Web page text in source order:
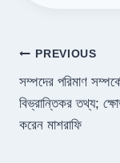
Post
PREVIOUS
সম্পদের পরিমাণ
বিভ্রান্তিকর তথ্য;
করেন মাশরাফি